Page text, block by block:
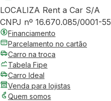
LOCALIZA Rent a Car S/A
CNPJ nº 16.670.085/0001-55
Financiamento
Parcelamento no cartão
Carro na troca
Tabela Fipe
Carro Ideal
Venda para lojistas
Quem somos